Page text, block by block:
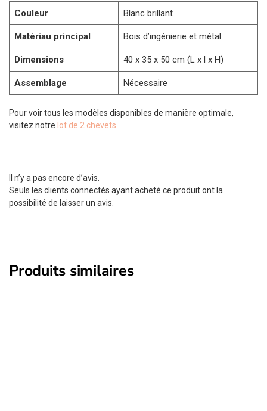
Couleur Blanc brillant
Matériau principal Bois d’ingénierie et métal
Dimensions 40 x 35 x 50 cm (L x l x H)
Assemblage Nécessaire
Pour voir tous les modèles disponibles de manière optimale,
visitez notre lot de 2 chevets
Il n’y a pas encore d’avis.
Seuls les clients connectés ayant acheté ce produit ont la
possibilité de laisser un avis.
Produits similaires